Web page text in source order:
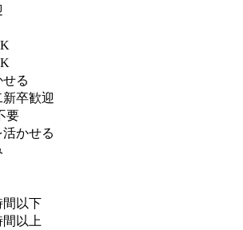
る
卒歓迎
要
かせる
間以下
以上